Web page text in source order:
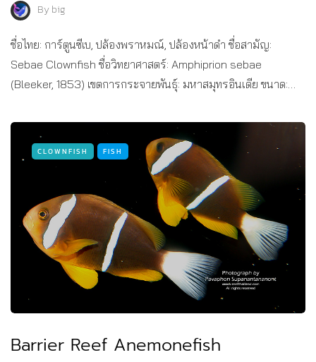
Bybig
ชื่อไทย: การ์ตูนซีเบ, ปล้องพราหมณ์, ปล้องหน้าดำ ชื่อสามัญ:
Sebae Clownfish ชื่อวิทยาศาสตร์: Amphiprion sebae
(Bleeker, 1853) เขตการกระจายพันธุ์: มหาสมุทรอินเดีย ขนาด:…
CLOWNFISH FISH
Barrier Reef Anemonefish